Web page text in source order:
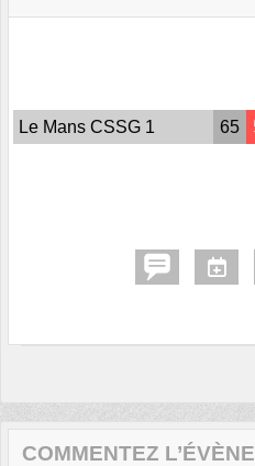
Le Mans CSSG 1 65
COMMENTEZ